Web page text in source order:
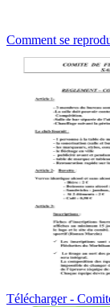
Comment se
Télécharger -